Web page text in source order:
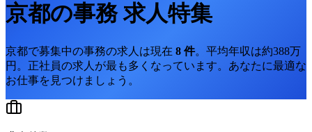
京都の事務求人特集
京都で募集中の事務の求人は現在 8 件。 平均年収は約388万
円。 正社員の求人が最も多くなっています。 あなたに最適な
お仕事を見つけましょう。